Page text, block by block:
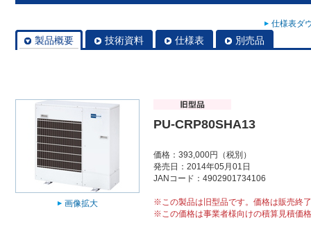
仕様表ダ
製品概要 技術資料 仕様表 別売品
画像拡大
PU-CRP80SHA13
価格：393,000円（税別）
発売日：2014年05月01日
JANコード：4902901734106
※この製品は旧型品です。価格は販売終
※この価格は事業者様向けの積算見積価